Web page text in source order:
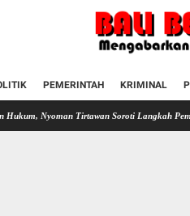
PEMERINTAH KRIMINAL
Tirtawan Soroti Langkah Pemkab Buleleng